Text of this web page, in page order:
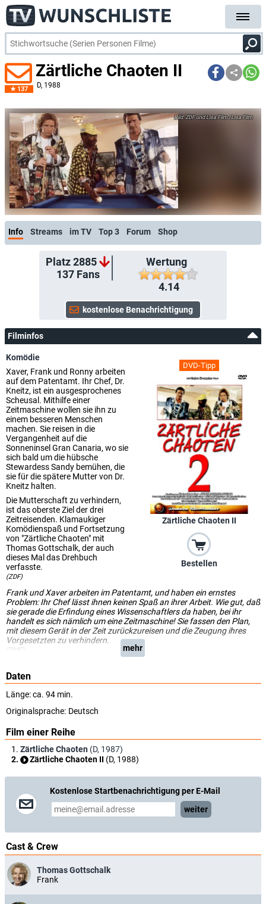
137
Zärtliche Chaoten II
D, 1988
ZDF und Lisa Film./Lisa Film
Info Streams im TV Top 3 Forum Shop
Platz 2885
137Fans
Wertung
4.14
Filminfos
DVD-Tipp
Zärtliche Chaoten II
Bestellen
Komödie
Xaver, Frank und Ronny arbeiten
auf dem Patentamt. Ihr Chef, Dr.
Kneitz, ist ein ausgesprochenes
Scheusal. Mithilfe einer
Zeitmaschine wollen sie ihn zu
einem besseren Menschen
machen. Sie reisen in die
Vergangenheit auf die
Sonneninsel Gran Canaria, wo sie
sich bald um die hübsche
Stewardess Sandy bemühen, die
sie für die spätere Mutter von Dr.
Kneitz halten.
Die Mutterschaft zu verhindern,
ist das oberste Ziel der drei
Zeitreisenden. Klamaukiger
Komödienspaß und Fortsetzung
von "Zärtliche Chaoten" mit
Thomas Gottschalk, der auch
dieses Mal das Drehbuch
verfasste.
(ZDF)
Frank und Xaver arbeiten im Patentamt, und haben ein ernstes
Problem: Ihr Chef lässt ihnen keinen Spaß an ihrer Arbeit. Wie gut, daß
sie gerade die Erfindung eines Wissenschaftlers da haben, bei ihr
handelt es sich nämlich um eine Zeitmaschine! Sie fassen den Plan,
mit diesem Gerät in der Zeit zurückzureisen und die Zeugung ihres
Vorgesetzten zu verhindern.
(DMF) mehr
Daten
Länge: ca. 94 min.
Originalsprache: Deutsch
Film einer Reihe
Zärtliche Chaoten (D, 1987)
Zärtliche Chaoten II (D, 1988)
Kostenlose Startbenachrichtigung per E-Mail
weiter
Cast & Crew
Thomas Gottschalk
Frank